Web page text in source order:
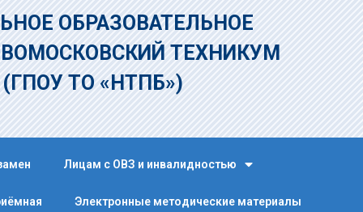
ОБРАЗОВАТЕЛЬНОЕ
ТЕХНИКУМ
(ГПОУ ТО «НТПБ»)
Лицам с ОВЗ и инвалидностью
Электронные методические материалы